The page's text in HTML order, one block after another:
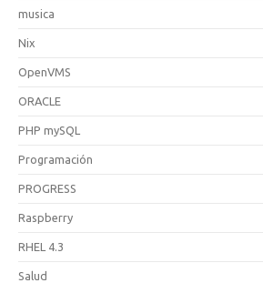
musica
Nix
OpenVMS
ORACLE
PHP mySQL
Programación
PROGRESS
Raspberry
RHEL 4.3
Salud